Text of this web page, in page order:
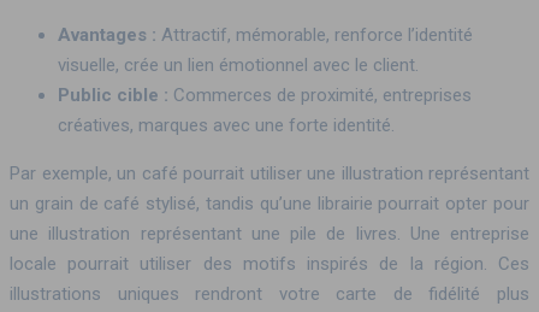
Avantages : Attractif, mémorable, renforce l’identité
visuelle, crée un lien émotionnel avec le client.
Public cible : Commerces de proximité, entreprises
créatives, marques avec une forte identité.
Par exemple, un café pourrait utiliser une illustration représentant
un grain de café stylisé, tandis qu’une librairie pourrait opter pour
une illustration représentant une pile de livres. Une entreprise
locale pourrait utiliser des motifs inspirés de la région. Ces
illustrations uniques rendront votre carte de fidélité plus